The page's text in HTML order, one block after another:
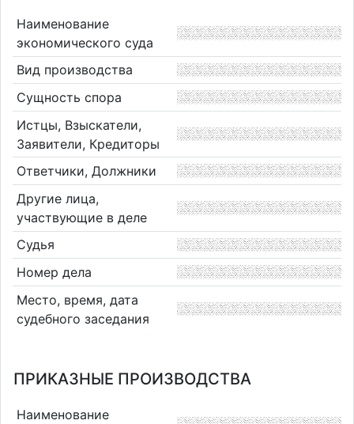
Наименование
экономического суда
Вид производства
Сущность спора
Истцы, Взыскатели,
Заявители, Кредиторы
Ответчики, Должники
Другие лица,
участвующие в деле
Судья
Номер дела
Место, время, дата
судебного заседания
ПРИКАЗНЫЕ ПРОИЗВОДСТВА
Наименование